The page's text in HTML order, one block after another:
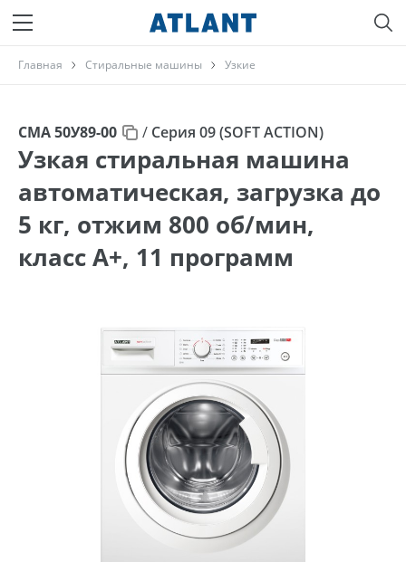
Главная Стиральные машины Узкие
СМА 50У89-00 / Серия 09 (SOFT ACTION)
Узкая стиральная машина
автоматическая, загрузка до
5 кг, отжим 800 об/мин,
класс A+, 11 программ